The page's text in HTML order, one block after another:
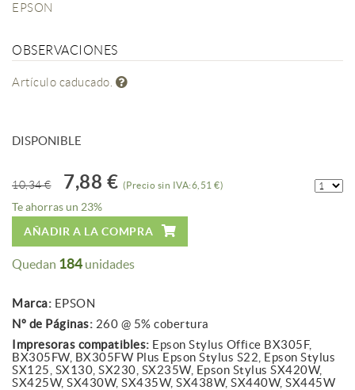
EPSON
OBSERVACIONES
Artículo caducado.
DISPONIBLE
10,34 € 7,88 € (Precio sin IVA:6,51 €)
Te ahorras un 23%
AÑADIR A LA COMPRA
Quedan 184unidades
Marca: EPSON
Nº de Páginas: 260 @ 5% cobertura
Impresoras compatibles: Epson Stylus Office BX305F,
BX305FW, BX305FW Plus Epson Stylus S22, Epson Stylus
SX125, SX130, SX230, SX235W, Epson Stylus SX420W,
SX425W, SX430W, SX435W, SX438W, SX440W, SX445W